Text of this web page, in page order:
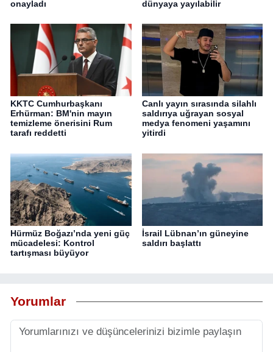
onayladı dünyaya yayılabilir
KKTC Cumhurbaşkanı
Erhürman: BM'nin mayın
temizleme önerisini Rum
tarafı reddetti
Canlı yayın sırasında silahlı
saldırıya uğrayan sosyal
medya fenomeni yaşamını
yitirdi
Hürmüz Boğazı’nda yeni güç
mücadelesi: Kontrol
tartışması büyüyor
İsrail Lübnan’ın güneyine
saldırı başlattı
Yorumlar